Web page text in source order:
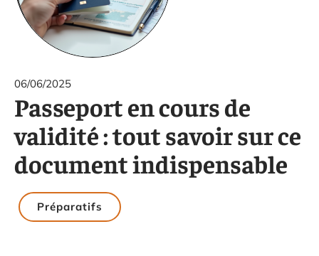
06/06/2025
Passeport en cours de
validité : tout savoir sur ce
document indispensable
Préparatifs